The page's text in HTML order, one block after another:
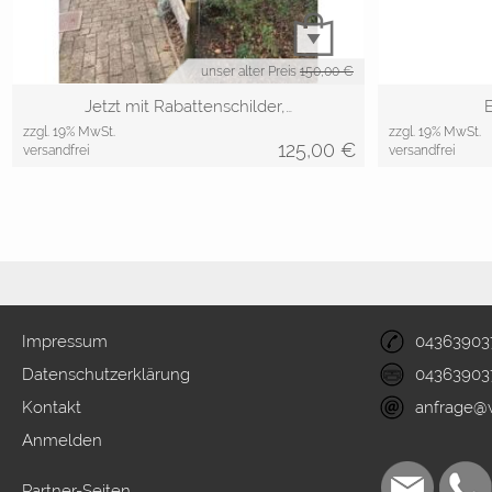
unser alter Preis 150,00 €
Jetzt mit Rabattenschilder,…
zzgl. 19% MwSt.
versandfrei
125,00 €
zzgl. 19% MwSt.
versandfrei
Impressum
Datenschutzerklärung
Kontakt
Anmelden